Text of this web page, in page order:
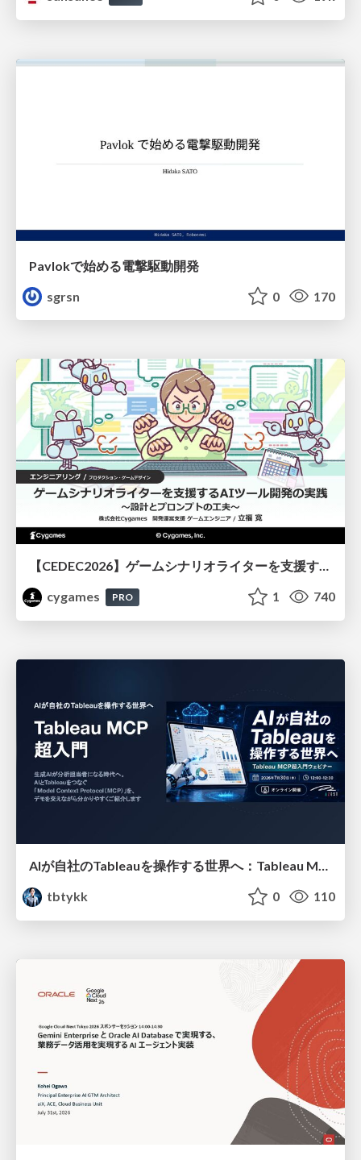
Pavlokで始める電撃駆動開発
sgrsn
0 170
【CEDEC2026】ゲームシナリオライターを支援するAIツール開発の実践 ― 設計とプロンプトの工夫 ―
cygames
PRO 1 740
AIが自社のTableauを操作する世界へ：Tableau MCP超入門
tbtykk
0 110